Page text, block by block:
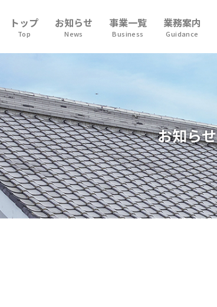
トップ
Top
お知らせ
News
事業一覧
Business
業務案内
Guidance
お知らせ